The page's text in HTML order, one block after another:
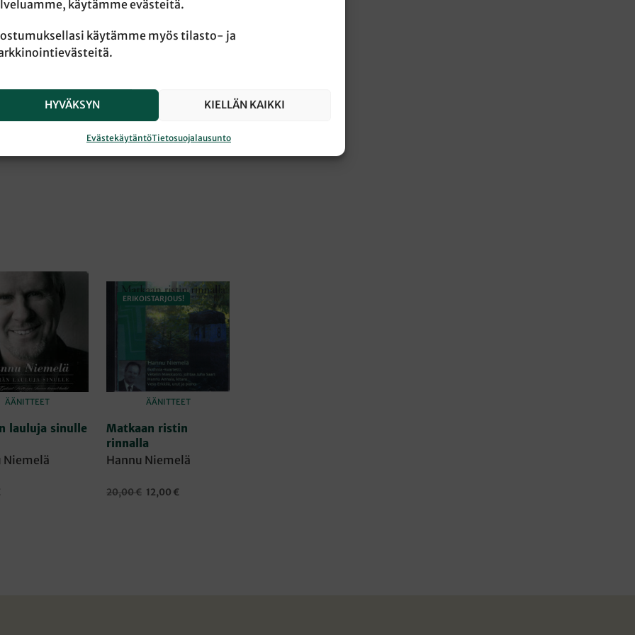
käytämme evästeitä.
käytämme myös tilasto- ja
HYVÄKSYN KIELLÄN KAIKKI
EvästekäytäntöTietosuojalausunto
laulut vievät kuulijan arjen
aina riemastuttavista
taivastunnelmiin. Kappaleet
messun musiikiksi. Laulujen
Nuottikirjasta.
ÄÄNITTEET
lauluja sinulle
Niemelä
ERIKOISTARJOUS!
ÄÄNITTEET
Matkaan ristin
rinnalla
Hannu Niemelä
20,00€ Alkuperäinen
12,00 €